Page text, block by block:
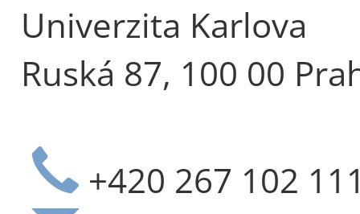
Univerzita Karlova
Ruská 87, 100 00
+420 267 102